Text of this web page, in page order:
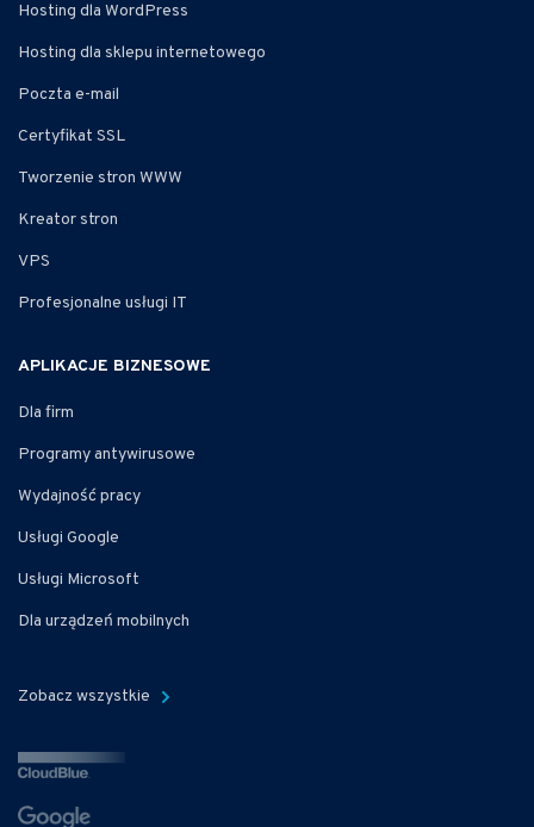
Hosting dla WordPress
Hosting dla sklepu internetowego
Poczta e-mail
Certyfikat SSL
Tworzenie stron WWW
Kreator stron
VPS
Profesjonalne usługi IT
APLIKACJE BIZNESOWE
Dla firm
Programy antywirusowe
Wydajność pracy
Usługi Google
Usługi Microsoft
Dla urządzeń mobilnych
Zobacz wszystkie